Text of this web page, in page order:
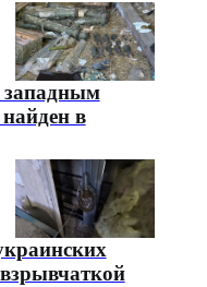
западным
в